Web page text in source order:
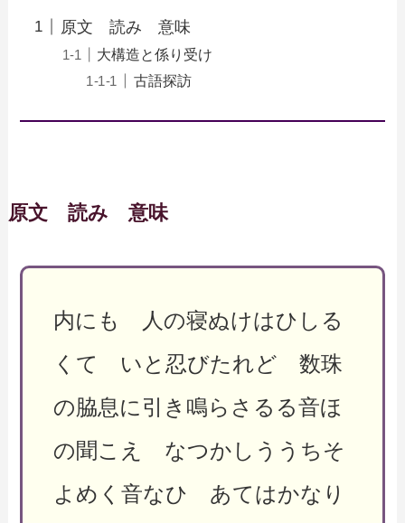
原文 読み 意味
大構造と係り受け
古語探訪
原文 読み 意味
内にも 人の寝ぬけはひしる
くて いと忍びたれど 数珠
の脇息に引き鳴らさるる音ほ
の聞こえ なつかしううちそ
よめく音なひ あてはかなり